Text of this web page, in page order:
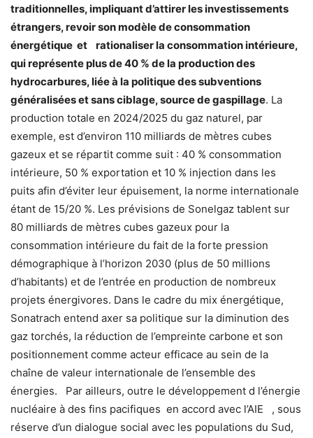
traditionnelles, impliquant d’attirer les investissements
étrangers, revoir son modèle de consommation
énergétique et rationaliser la consommation intérieure,
qui représente plus de 40 % de la production des
hydrocarbures, liée à la politique des subventions
généralisées et sans ciblage, source de gaspillage. La
production totale en 2024/2025 du gaz naturel, par
exemple, est d’environ 110 milliards de mètres cubes
gazeux et se répartit comme suit : 40 % consommation
intérieure, 50 % exportation et 10 % injection dans les
puits afin d’éviter leur épuisement, la norme internationale
étant de 15/20 %. Les prévisions de Sonelgaz tablent sur
80 milliards de mètres cubes gazeux pour la
consommation intérieure du fait de la forte pression
démographique à l’horizon 2030 (plus de 50 millions
d’habitants) et de l’entrée en production de nombreux
projets énergivores. Dans le cadre du mix énergétique,
Sonatrach entend axer sa politique sur la diminution des
gaz torchés, la réduction de l’empreinte carbone et son
positionnement comme acteur efficace au sein de la
chaîne de valeur internationale de l’ensemble des
énergies. Par ailleurs, outre le développement d l’énergie
nucléaire à des fins pacifiques en accord avec l’AIE , sous
réserve d’un dialogue social avec les populations du Sud,